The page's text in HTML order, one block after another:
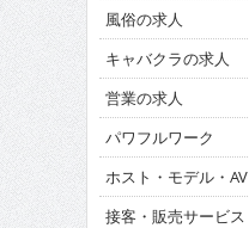
風俗の求人
キャバクラの求人
営業の求人
パワフルワーク
ホスト・モデル・AV
接客・販売サービス